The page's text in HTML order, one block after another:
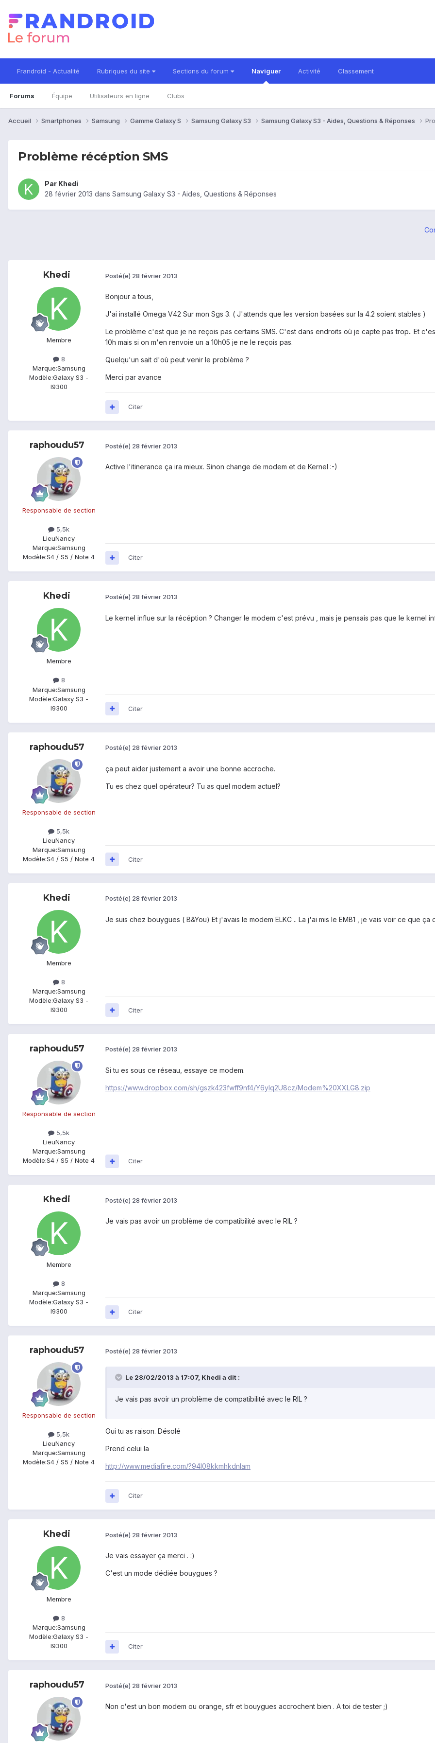
Frandroid - Actualité Rubriques du site Sections du forum Naviguer
Forums Équipe Utilisateurs en ligne Clubs
Activité Classement
Accueil Smartphones Samsung Gamme Galaxy S Samsung Galaxy S3 Samsung Galaxy S3 - Aides, Questions & Réponses
Problème récéption SMS
Par Khedi
28 février 2013 dans Samsung Galaxy S3 - Aides, Questions & Réponses
Khedi
Membre
8
Marque:Samsung
Modèle:Galaxy S3 -
I9300
Posté(e) 28 février 2013
Bonjour a tous,
J'ai installé Omega V42 Sur mon Sgs 3. ( J'attends que les version basées sur la 4.2 soient stables )
Le problème c'est que je ne reçois pas certains SMS. C'est dans endroits où je capte pas trop.. Et
10h mais si on m'en renvoie un a 10h05 je ne le reçois pas.
Quelqu'un sait d'où peut venir le problème ?
Merci par avance
Citer
raphoudu57
Responsable de section
5,5k
LieuNancy
Marque:Samsung
Modèle:S4 / S5 / Note 4
Posté(e) 28 février 2013
Active l'itinerance ça ira mieux. Sinon change de modem et de Kernel :-)
Citer
Khedi
Membre
8
Marque:Samsung
Modèle:Galaxy S3 -
I9300
Posté(e) 28 février 2013
Le kernel influe sur la récéption ? Changer le modem c'est prévu , mais je pensais pas que le kernel
Citer
raphoudu57
Responsable de section
5,5k
LieuNancy
Marque:Samsung
Modèle:S4 / S5 / Note 4
Posté(e) 28 février 2013
ça peut aider justement a avoir une bonne accroche.
Tu es chez quel opérateur? Tu as quel modem actuel?
Citer
Khedi
Membre
8
Marque:Samsung
Modèle:Galaxy S3 -
I9300
Posté(e) 28 février 2013
Je suis chez bouygues ( B&You) Et j'avais le modem ELKC .. La j'ai mis le EMB1 , je vais voir ce que ça
Citer
raphoudu57
Responsable de section
5,5k
LieuNancy
Marque:Samsung
Modèle:S4 / S5 / Note 4
Posté(e) 28 février 2013
Si tu es sous ce réseau, essaye ce modem.
https://www.dropbox.com/sh/gszk423fwff9nf4/Y6yIq2U8cz/Modem%20XXLG8.zip
Citer
Khedi
Membre
8
Marque:Samsung
Modèle:Galaxy S3 -
I9300
Posté(e) 28 février 2013
Je vais pas avoir un problème de compatibilité avec le RIL ?
Citer
raphoudu57
Responsable de section
5,5k
LieuNancy
Marque:Samsung
Modèle:S4 / S5 / Note 4
Posté(e) 28 février 2013
Le 28/02/2013 à 17:07, Khedi a dit :
Je vais pas avoir un problème de compatibilité avec le RIL ?
Oui tu as raison. Désolé
Prend celui la
http://www.mediafire.com/?94l08kkmhkdnlam
Citer
Khedi
Membre
8
Marque:Samsung
Modèle:Galaxy S3 -
I9300
Posté(e) 28 février 2013
Je vais essayer ça merci . :)
C'est un mode dédiée bouygues ?
Citer
raphoudu57 Posté(e) 28 février 2013
Non c'est un bon modem ou orange, sfr et bouygues accrochent bien . A toi de tester ;)